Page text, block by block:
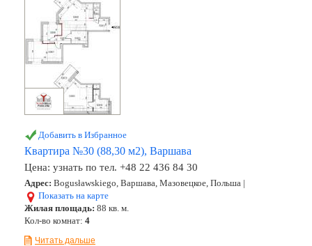
Добавить в Избранное
Квартира №30 (88,30 м2), Варшава
Цена: узнать по тел. +48 22 436 84 30
Адрес: Bogusławskiego, Варшава, Мазовецкое, Польша |
Показать на карте
Жилая площадь: 88 кв. м.
Кол-во комнат: 4
Читать дальше